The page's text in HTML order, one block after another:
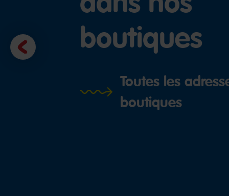
boutiques
Toutes les
boutiques
Previous
slide